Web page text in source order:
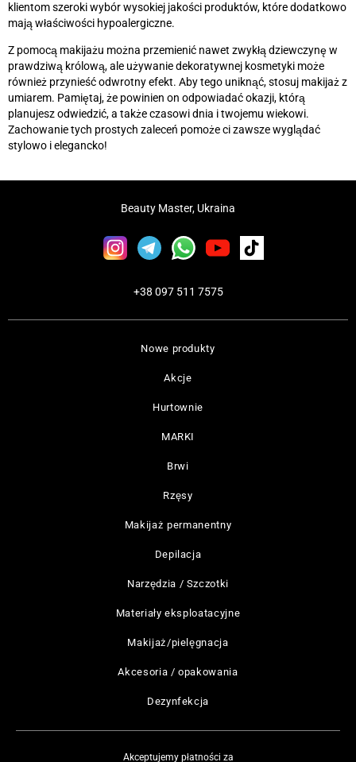
klientom szeroki wybór wysokiej jakości produktów, które dodatkowo
mają właściwości hypoalergiczne.
Z pomocą makijażu można przemienić nawet zwykłą dziewczynę w
prawdziwą królową, ale używanie dekoratywnej kosmetyki może
również przynieść odwrotny efekt. Aby tego uniknąć, stosuj makijaż z
umiarem. Pamiętaj, że powinien on odpowiadać okazji, którą
planujesz odwiedzić, a także czasowi dnia i twojemu wiekowi.
Zachowanie tych prostych zaleceń pomoże ci zawsze wyglądać
stylowo i elegancko!
Nowe produkty
Akcje
Hurtownie
MARKI
Brwi
Rzęsy
Makijaż permanentny
Depilacja
Narzędzia / Szczotki
Materiały eksploatacyjne
Makijaż/pielęgnacja
Akcesoria / opakowania
Dezynfekcja
Beauty Master, Ukraina
+38 097 511 7575
Akceptujemy płatności za